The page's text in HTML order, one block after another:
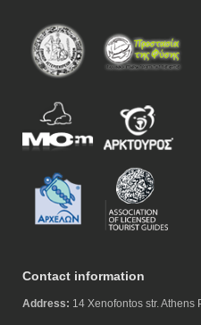
Contact information
Address: 14 Xenofontos str. Athens